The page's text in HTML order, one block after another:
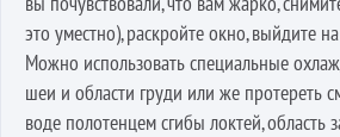
это уместно), раскройте окно, выйдите
Можно использовать специальные
шеи и области груди или же протереть
воде полотенцем сгибы локтей, область